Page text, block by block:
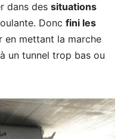
dans des situations
Donc fini les
en mettant la marche
un tunnel trop bas ou